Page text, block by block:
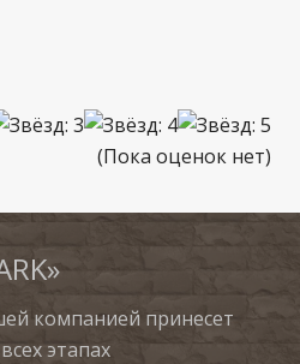
(Пока оценок нет)
компанией принесет
этапах